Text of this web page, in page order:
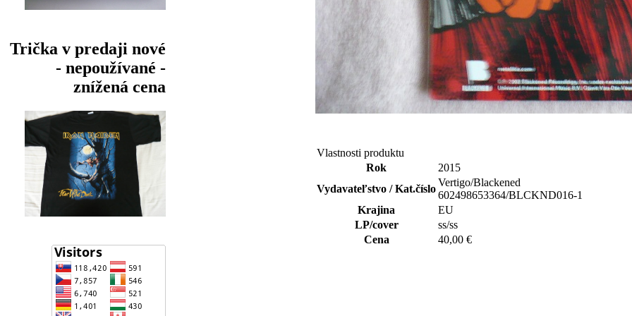
Trička v predaji nové
- nepoužívané -
znížená cena
Vlastnosti produktu
Rok
2015
Vydavateľstvo / Kat.číslo
Vertigo/Blackened
602498653364/BLCKND016-1
Krajina
EU
LP/cover
ss/ss
Cena
40,00 €